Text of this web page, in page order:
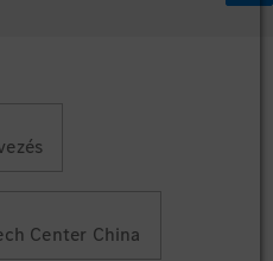
Center China